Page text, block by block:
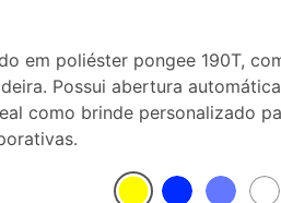
em poliéster pongee 190T,
Possui abertura
como brinde personalizado